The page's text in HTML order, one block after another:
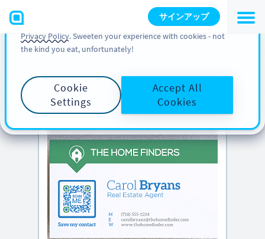
サインアップ
PRO のヒント
コードのアイデア
をご覧ください
You can also find more information about cookies, our
analytic activities and your rights in our Cookie Policy and
Privacy Policy. Sweeten your experience with cookies - not
the kind you eat, unfortunately!
Cookie
Settings
Accept All
Cookies